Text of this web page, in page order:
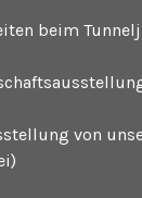
beim
von